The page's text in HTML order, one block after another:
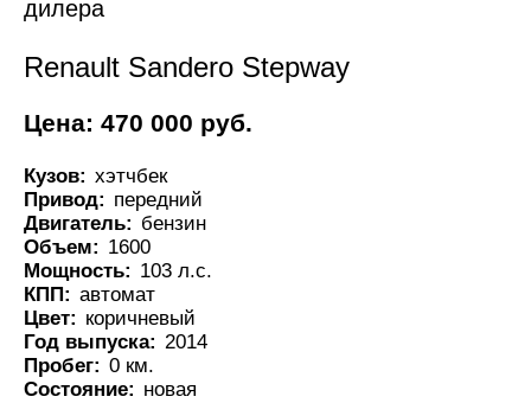
дилера
Renault Sandero Stepway
Цена: 470 000 руб.
Кузов: хэтчбек
Привод: передний
Двигатель: бензин
Объем: 1600
Мощность: 103 л.с.
КПП: автомат
Цвет: коричневый
Год выпуска: 2014
Пробег: 0 км.
Состояние: новая